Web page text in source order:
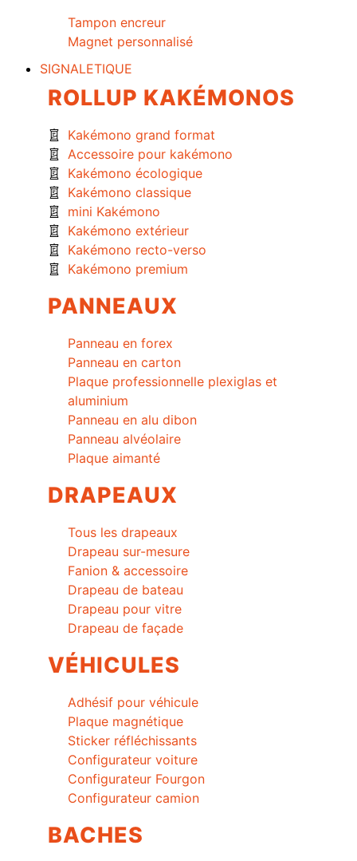
Tampon encreur
Magnet personnalisé
SIGNALETIQUE
ROLLUP KAKÉMONOS
Kakémono grand format
Accessoire pour kakémono
Kakémono écologique
Kakémono classique
mini Kakémono
Kakémono extérieur
Kakémono recto-verso
Kakémono premium
PANNEAUX
Panneau en forex
Panneau en carton
Plaque professionnelle plexiglas et
aluminium
Panneau en alu dibon
Panneau alvéolaire
Plaque aimanté
DRAPEAUX
Tous les drapeaux
Drapeau sur-mesure
Fanion & accessoire
Drapeau de bateau
Drapeau pour vitre
Drapeau de façade
VÉHICULES
Adhésif pour véhicule
Plaque magnétique
Sticker réfléchissants
Configurateur voiture
Configurateur Fourgon
Configurateur camion
BACHES